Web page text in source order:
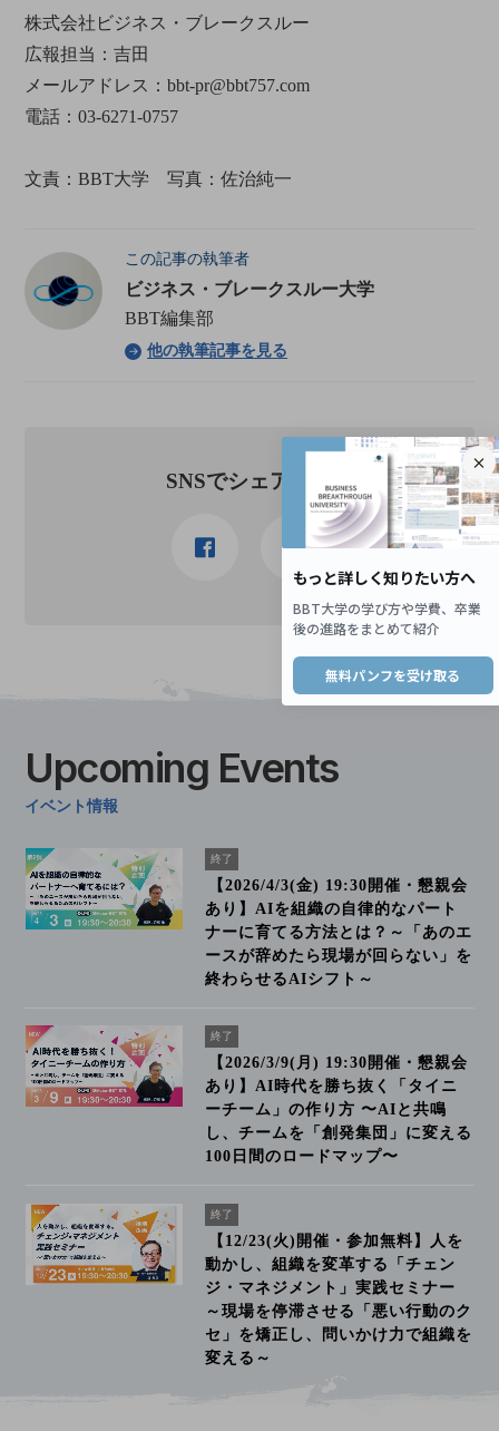
株式会社ビジネス・ブレークスルー
広報担当：吉田
メールアドレス：bbt-pr@bbt757.com
電話：03-6271-0757
文責：BBT大学 写真：佐治純一
この記事の執筆者
ビジネス・ブレークスルー大学
BBT編集部
他の執筆記事を見る
SNSでシェアする
Upcoming Events
イベント情報
終了
【2026/4/3(金) 19:30開催・懇親会
あり】AIを組織の自律的なパート
ナーに育てる方法とは？～「あのエ
ースが辞めたら現場が回らない」を
終わらせるAIシフト～
終了
【2026/3/9(月) 19:30開催・懇親会
あり】AI時代を勝ち抜く「タイニ
ーチーム」の作り方 〜AIと共鳴
し、チームを「創発集団」に変える
100日間のロードマップ〜
終了
【12/23(火)開催・参加無料】人を
動かし、組織を変革する「チェン
ジ・マネジメント」実践セミナー
～現場を停滞させる「悪い行動のク
セ」を矯正し、問いかけ力で組織を
変える～